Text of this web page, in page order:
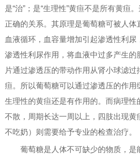
是“治”；是“生理性”黄疸不是所有黄疸
正确的关系。其原理是葡萄糖可被人体
血液循环，血容量增加引起渗透性利尿
渗透性利尿作用，将血液中过多产生的
片通过渗透压的带动作用从肾小球滤
疸。所以葡萄糖可以通过渗透压的作用
生理性的黄疸还是有作用的。而病理性
不散，周期长达一周以上，四肢出现黄
不吃奶）则需要给予专业的检查治疗。
葡萄糖是人体不可缺少的物质，是